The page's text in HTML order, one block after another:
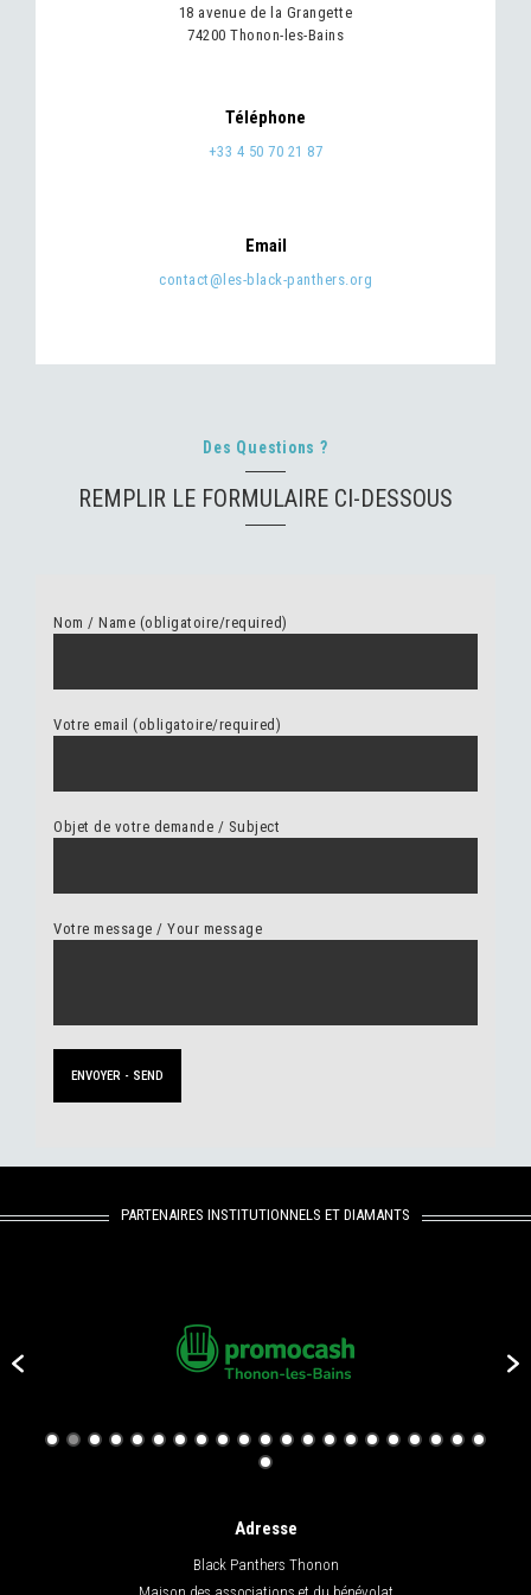
18 avenue de la Grangette
74200 Thonon-les-Bains
Téléphone
+33 4 50 70 21 87
Email
contact@les-black-panthers.org
Des Questions ?
REMPLIR LE FORMULAIRE CI-DESSOUS
Nom / Name (obligatoire/required)
Votre email (obligatoire/required)
Objet de votre demande / Subject
Votre message / Your message
PARTENAIRES INSTITUTIONNELS ET DIAMANTS
Adresse
Black Panthers Thonon